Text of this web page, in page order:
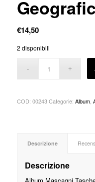
€14,50
2 disponibili
COD: 00243 Categorie: Album,
Descrizione
Descrizione